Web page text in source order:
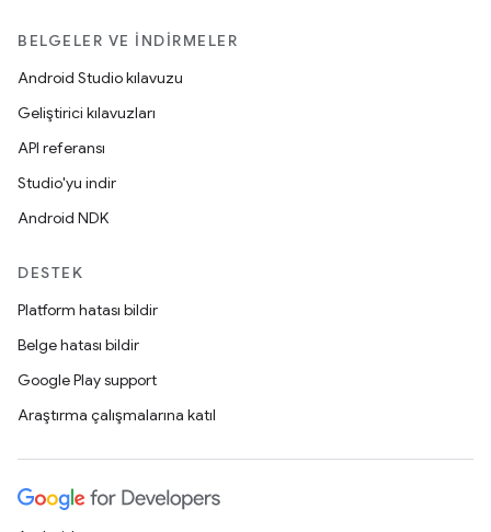
BELGELER VE İNDIRMELER
Android Studio kılavuzu
Geliştirici kılavuzları
API referansı
Studio'yu indir
Android NDK
DESTEK
Platform hatası bildir
Belge hatası bildir
Google Play support
Araştırma çalışmalarına katıl